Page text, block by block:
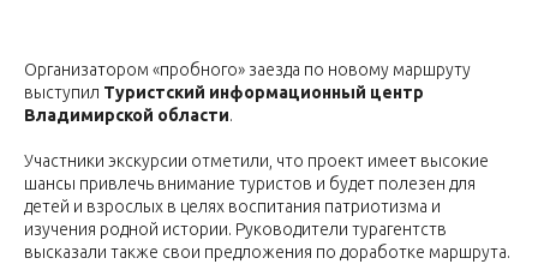
Организатором «пробного» заезда по новому маршруту
выступил Туристский информационный центр
Владимирской области.
Участники экскурсии отметили, что проект имеет высокие
шансы привлечь внимание туристов и будет полезен для
детей и взрослых в целях воспитания патриотизма и
изучения родной истории. Руководители турагентств
высказали также свои предложения по доработке маршрута.